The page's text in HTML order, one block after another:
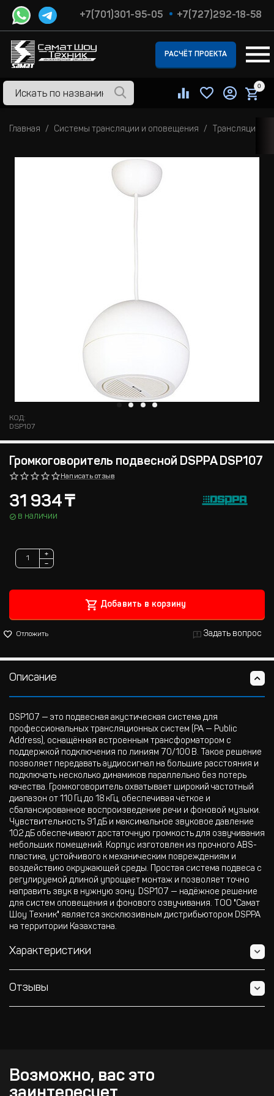
+7(701)301-95-05 +7(727)292-18-58
РАСЧЁТ ПРОЕКТА
0
Главная Системы трансляции и оповещения
КОД:
DSP107
Громкоговоритель подвесной DSPPA DSP107
Написать отзыв
31 934₸
в наличии
+
−
Добавить в корзину
Отложить Задать вопрос
Описание
DSP107 — это подвесная акустическая система для
профессиональных трансляционных систем (PA — Public
Address), оснащённая встроенным трансформатором с
поддержкой подключения по линиям 70/100 В. Такое решение
позволяет передавать аудиосигнал на большие расстояния и
подключать несколько динамиков параллельно без потерь
качества. Громкоговоритель охватывает широкий частотный
диапазон от 110 Гц до 18 кГц, обеспечивая чёткое и
сбалансированное воспроизведение речи и фоновой музыки.
Чувствительность 91 дБ и максимальное звуковое давление
102 дБ обеспечивают достаточную громкость для озвучивания
небольших помещений. Корпус изготовлен из прочного ABS-
пластика, устойчивого к механическим повреждениям и
воздействию окружающей среды. Простая система подвеса с
регулируемой длиной упрощает монтаж и позволяет точно
направить звук в нужную зону. DSP107 — надёжное решение
для систем оповещения и фонового озвучивания. ТОО "Самат
Шоу Техник" является эксклюзивным дистрибьютором DSPPA
на территории Казахстана.
Характеристики
Отзывы
Возможно, вас это